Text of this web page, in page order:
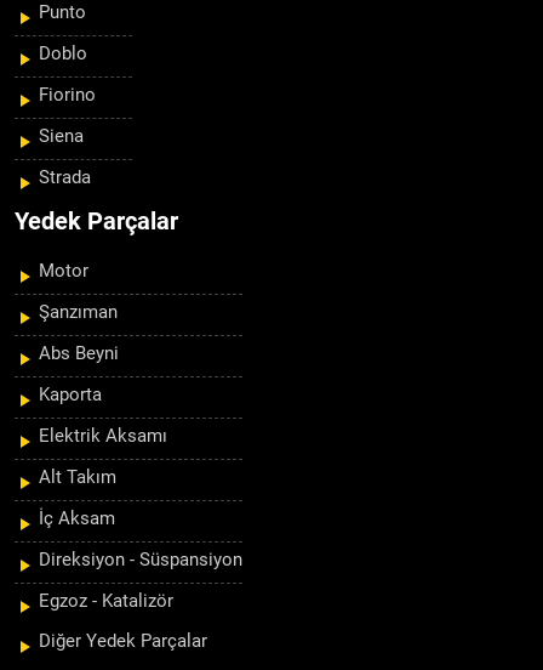
Punto
Doblo
Fiorino
Siena
Strada
Yedek Parçalar
Motor
Şanzıman
Abs Beyni
Kaporta
Elektrik Aksamı
Alt Takım
İç Aksam
Direksiyon - Süspansiyon
Egzoz - Katalizör
Diğer Yedek Parçalar